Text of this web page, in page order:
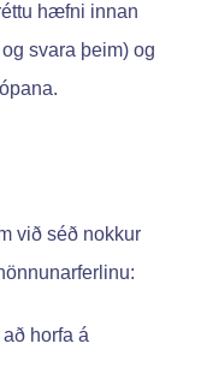
hæfni innan
svara þeim) og
við séð nokkur
horfa á